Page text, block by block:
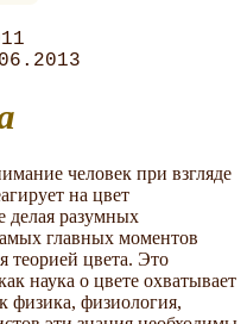
человек при взгляде
на цвет
делая разумных
главных моментов
теорией цвета. Это
наука о цвете охватывает
физика, физиология,